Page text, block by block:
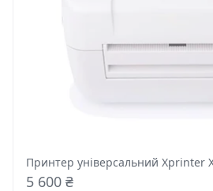
Принтер універсальний Xprinter
5 600 ₴